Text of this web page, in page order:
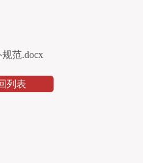
范.docx
列表